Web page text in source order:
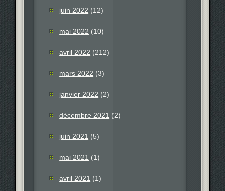
juin 2022 (12)
mai 2022 (10)
avril 2022 (212)
mars 2022 (3)
janvier 2022 (2)
décembre 2021 (2)
juin 2021 (5)
mai 2021 (1)
avril 2021 (1)